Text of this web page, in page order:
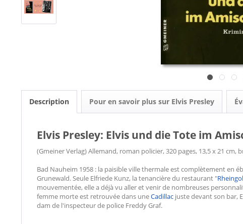
Description Pour en savoir plus sur Elvis Presley
Elvis Presley: Elvis und die Tote im
(Gmeiner Verlag) Allemand, roman policier, 320 pages, 13,5 x 21 cm,
Bad Nauheim 1958 : la paisible ville thermale est complètement en
Grunewald. Seule Elfriede Kunz, la tenancière du restaurant "
mouvementée, elle a déjà vu aller et venir de nombreuses
femme morte est retrouvée dans uneCadillac juste devant son bar,
dam de l'inspecteur de police Freddy Graf.